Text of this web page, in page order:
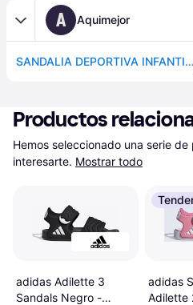
A Aquimejor
SANDALIA DEPORTIVA INFANTIL ADIDAS WATER SANDAL C NEGRA ADGW0384 NEGRO
Productos
Hemos seleccionado una serie
interesarte. Mostrar todo
adidas Adilette 3
Sandals Negro -
adidas
Adilette